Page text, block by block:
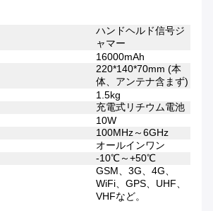
ハンドヘルド信号ジ
ャマー
16000mAh
220*140*​​70mm (本
体、アンテナ含まず)
1.5kg
充電式リチウム電池
10W
100MHz～6GHz
オールインワン
-10℃～+50℃
GSM、3G、4G、
WiFi、GPS、UHF、
VHFなど。